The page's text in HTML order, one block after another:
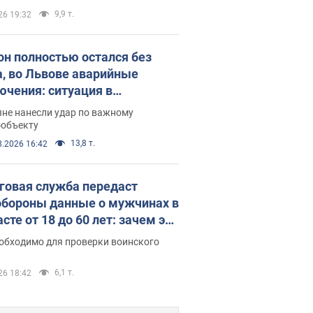
19:32 9,9 т.
полностью остался без
во Львове аварийные
ситуация в
6 августа
нанесли удар по важному
16:42 13,8 т.
служба передаст
данные о мужчинах в
от 18 до 60 лет: зачем это
для проверки воинского
18:42 6,1 т.